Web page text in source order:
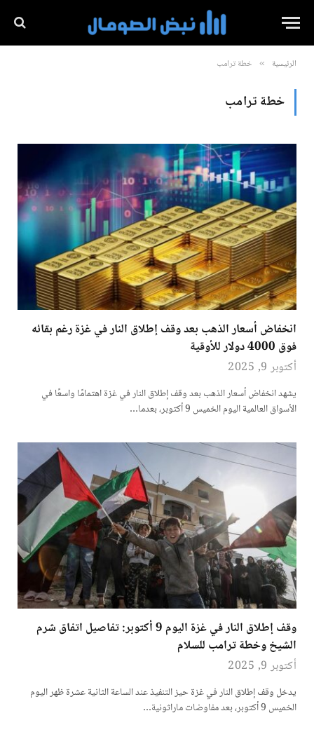
الرئيسية » خطة ترامب
خطة ترامب
انخفاض أسعار الذهب بعد وقف إطلاق النار في غزة رغم بقائه
فوق 4000 دولار للأوقية
أكتوبر 9, 2025
يشهد انخفاض أسعار الذهب بعد وقف إطلاق النار في غزة اهتمامًا واسعًا في
الأسواق العالمية اليوم الخميس 9 أكتوبر، بعدما…
وقف إطلاق النار في غزة اليوم 9 أكتوبر: تفاصيل اتفاق شرم
الشيخ وخطة ترامب للسلام
أكتوبر 9, 2025
يدخل وقف إطلاق النار في غزة حيز التنفيذ عند الساعة الثانية عشرة ظهر اليوم
الخميس 9 أكتوبر، بعد مفاوضات ماراثونية…